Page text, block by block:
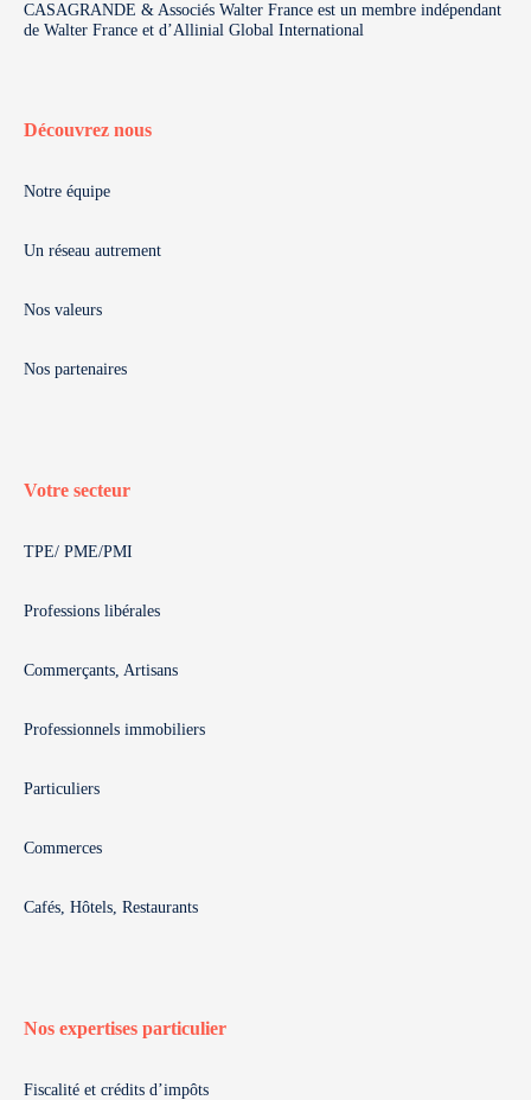
CASAGRANDE & Associés Walter France est un membre indépendant
de Walter France et d’Allinial Global International
Découvrez nous
Notre équipe
Un réseau autrement
Nos valeurs
Nos partenaires
Votre secteur
TPE/ PME/PMI
Professions libérales
Commerçants, Artisans
Professionnels immobiliers
Particuliers
Commerces
Cafés, Hôtels, Restaurants
Nos expertises particulier
Fiscalité et crédits d’impôts